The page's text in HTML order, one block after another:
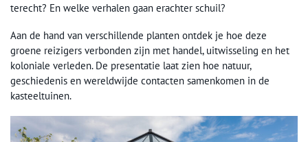
terecht? En welke verhalen gaan erachter schuil?
Aan de hand van verschillende planten ontdek je hoe deze
groene reizigers verbonden zijn met handel, uitwisseling en het
koloniale verleden. De presentatie laat zien hoe natuur,
geschiedenis en wereldwijde contacten samenkomen in de
kasteeltuinen.